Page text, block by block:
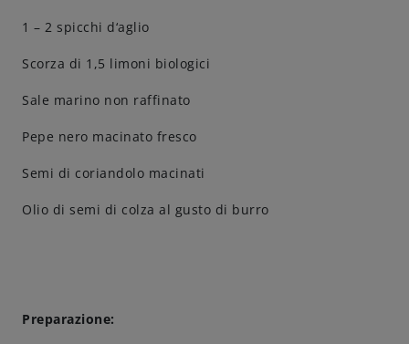
1 – 2 spicchi d‘aglio
Scorza di 1,5 limoni biologici
Sale marino non raffinato
Pepe nero macinato fresco
Semi di coriandolo macinati
Olio di semi di colza al gusto di burro
Preparazione: